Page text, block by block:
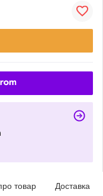
товар Доставка